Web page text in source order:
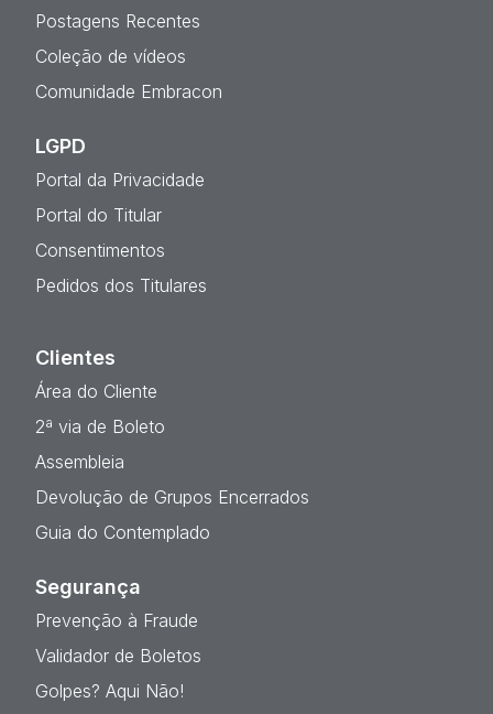
Postagens Recentes
Coleção de vídeos
Comunidade Embracon
LGPD
Portal da Privacidade
Portal do Titular
Consentimentos
Pedidos dos Titulares
Clientes
Área do Cliente
2ª via de Boleto
Assembleia
Devolução de Grupos Encerrados
Guia do Contemplado
Segurança
Prevenção à Fraude
Validador de Boletos
Golpes? Aqui Não!